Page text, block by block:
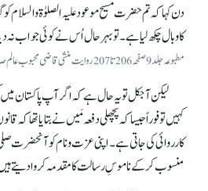
دن کہا کہ تم حضرت مسیح موعود علیہ الصلوٰۃ والسلام
کا وبال چکھ لیا ہے۔ تو بہر حال اُس نے کوئی جواب نہ
مطبوعہ جلد9صفحہ206تا207روایت منشی قاضی محبوب عالم صا حبؓ)
لیکن آجکل تو یہ حال ہے کہ اگر آپ پاکستان میں
کہیں تو فوراً جیسا کہ پچھلی دفعہ مَیں نے بتایا تھا کہ
کارروائی کی جاتی ہے۔ اپنی عزت و نام کو آنحضرت
منسوب کر کے ناموسِ رسالت کا مقدمہ کروا دیتے